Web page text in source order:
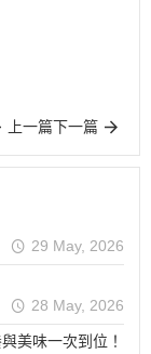
上一篇下一篇
29 May, 2026
28 May, 2026
美味一次到位！